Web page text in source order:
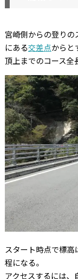
宮崎側からの登り
にある交差点からと
頂上までのコース全
スタート時点で標
程になる。
アクセスするには、